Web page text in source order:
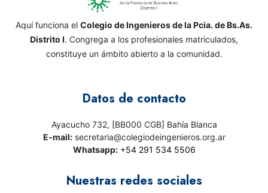
Aquí funciona el Colegio de Ingenieros de la Pcia. de Bs.As.
Distrito I. Congrega a los profesionales matriculados,
constituye un ámbito abierto a la comunidad.
Datos de contacto
Ayacucho 732, [BB000 CGB] Bahía Blanca
E-mail:secretaria@colegiodeingenieros.org.ar
Whatsapp: +54 291 534 5506
Nuestras redes sociales